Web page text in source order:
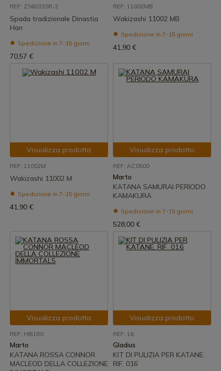
REF: ZS6033SR-2
Spada tradizionale Dinastia
Han
Spedizione in 7-15 giorni
70,57 €
REF: 11002MB
Wakizashi 11002 MB
Spedizione in 7-15 giorni
41,90 €
Visualizza prodotto
REF: 11002M
Wakizashi 11002 M
Spedizione in 7-15 giorni
41,90 €
Visualizza prodotto
REF: AC0500
Marto
KATANA SAMURAI PERIODO
KAMAKURA
Spedizione in 7-15 giorni
528,00 €
Visualizza prodotto
REF: HI8180
Marto
KATANA ROSSA CONNOR
MACLEOD DELLA COLLEZIONE
Visualizza prodotto
REF: 16
Gladius
KIT DI PULIZIA PER KATANE.
RIF. 016